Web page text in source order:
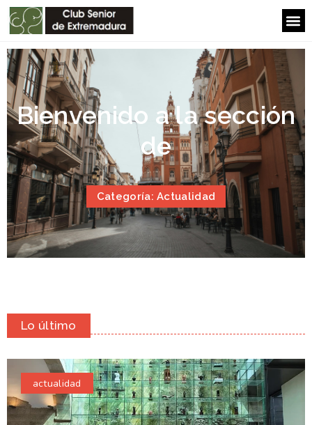
Bienvenido a la sección
de
Categoría: Actualidad
Lo último
actualidad